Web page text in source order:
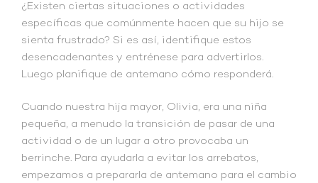
¿Existen ciertas situaciones o actividades
específicas que comúnmente hacen que su hijo se
sienta frustrado? Si es así, identifique estos
desencadenantes y entrénese para advertirlos.
Luego planifique de antemano cómo responderá.
Cuando nuestra hija mayor, Olivia, era una niña
pequeña, a menudo la transición de pasar de una
actividad o de un lugar a otro provocaba un
berrinche. Para ayudarla a evitar los arrebatos,
empezamos a prepararla de antemano para el cambio